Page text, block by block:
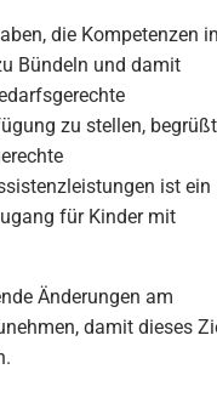
die Kompetenzen
Bündeln und damit
zu stellen,
ist ein
für Kinder mit
Änderungen am
damit dieses